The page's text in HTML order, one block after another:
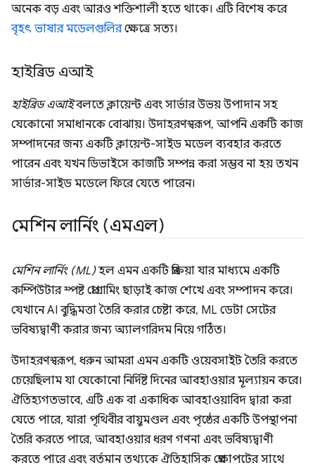
অনেক বড় এবং আরও শক্তিশালী হতে থাকে। এটি বিশেষ করে
বৃহৎ ভাষার মডেলগুলিরক্ষেত্রে সত্য।
হাইব্রিড এআই
হাইব্রিড এআইবলতে ক্লায়েন্ট এবং সার্ভার উভয় উপাদান সহ
যেকোনো সমাধানকে বোঝায়। উদাহরণস্বরূপ, আপনি একটি কাজ
সম্পাদনের জন্য একটি ক্লায়েন্ট-সাইড মডেল ব্যবহার করতে
পারেন এবং যখন ডিভাইসে কাজটি সম্পন্ন করা সম্ভব না হয় তখন
সার্ভার-সাইড মডেলে ফিরে যেতে পারেন।
মেশিন লার্নিং (এমএল)
মেশিন লার্নিং (ML)হল এমন একটি প্রক্রিয়া যার মাধ্যমে একটি
কম্পিউটার স্পষ্ট প্রোগ্রামিং ছাড়াই কাজ শেখে এবং সম্পাদন করে।
যেখানে AI বুদ্ধিমত্তা তৈরি করার চেষ্টা করে, ML ডেটা সেটের
ভবিষ্যদ্বাণী করার জন্য অ্যালগরিদম নিয়ে গঠিত।
উদাহরণস্বরূপ, ধরুন আমরা এমন একটি ওয়েবসাইট তৈরি করতে
চেয়েছিলাম যা যেকোনো নির্দিষ্ট দিনের আবহাওয়ার মূল্যায়ন করে।
ঐতিহ্যগতভাবে, এটি এক বা একাধিক আবহাওয়াবিদ দ্বারা করা
যেতে পারে, যারা পৃথিবীর বায়ুমণ্ডল এবং পৃষ্ঠের একটি উপস্থাপনা
তৈরি করতে পারে, আবহাওয়ার ধরণ গণনা এবং ভবিষ্যদ্বাণী
করতে পারে এবং বর্তমান তথ্যকে ঐতিহাসিক প্রেক্ষাপটের সাথে